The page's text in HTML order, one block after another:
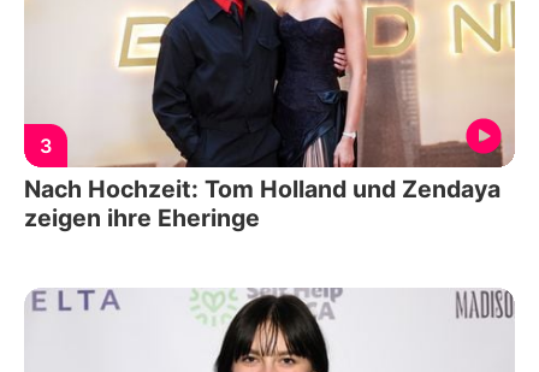
3
Nach Hochzeit: Tom Holland und Zendaya
zeigen ihre Eheringe